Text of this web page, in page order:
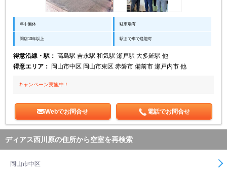
年中無休 駐車場有
開店10年以上 駅まで車で送迎可
得意沿線・駅： 高島駅 吉永駅 和気駅 瀬戸駅 大多羅駅 他
得意エリア：
岡山市中区 岡山市東区 赤磐市 備前市 瀬戸内市 他
キャンペーン実施中！
Webでお問合せ 電話でお問合せ
ディアス西川原の住所から空室を再検索
岡山市中区